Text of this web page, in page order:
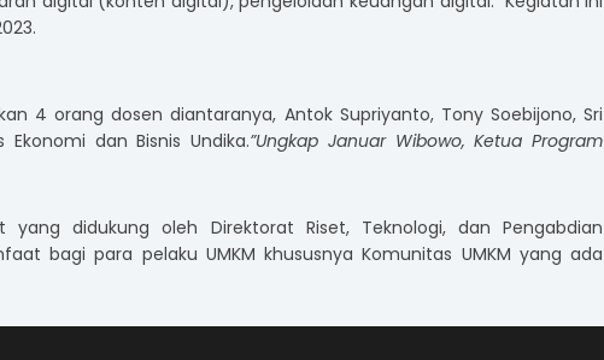
4 orang dosen diantaranya, Antok Supriyanto, Tony Soebijono, Sri
dan Bisnis Undika.”Ungkap Januar Wibowo, Ketua Program
didukung oleh Direktorat Riset, Teknologi, dan Pengabdian
bagi para pelaku UMKM khususnya Komunitas UMKM yang ada